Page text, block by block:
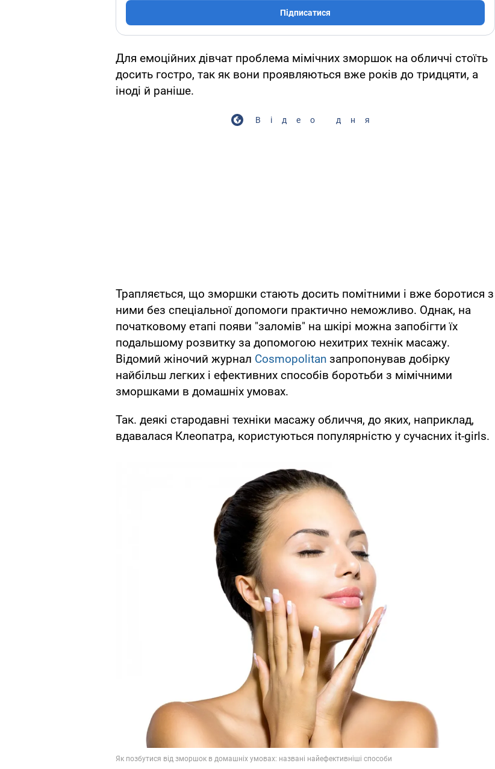
Підписатися
Для емоційних дівчат проблема мімічних зморшок на обличчі стоїть
досить гостро, так як вони проявляються вже років до тридцяти, а
іноді й раніше.
Відео дня
Трапляється, що зморшки стають досить помітними і вже боротися з
ними без спеціальної допомоги практично неможливо. Однак, на
початковому етапі появи "заломів" на шкірі можна запобігти їх
подальшому розвитку за допомогою нехитрих технік масажу.
Відомий жіночий журнал Cosmopolitan запропонував добірку
найбільш легких і ефективних способів боротьби з мімічними
зморшками в домашніх умовах.
Так. деякі стародавні техніки масажу обличчя, до яких, наприклад,
вдавалася Клеопатра, користуються популярністю у сучасних it-girls.